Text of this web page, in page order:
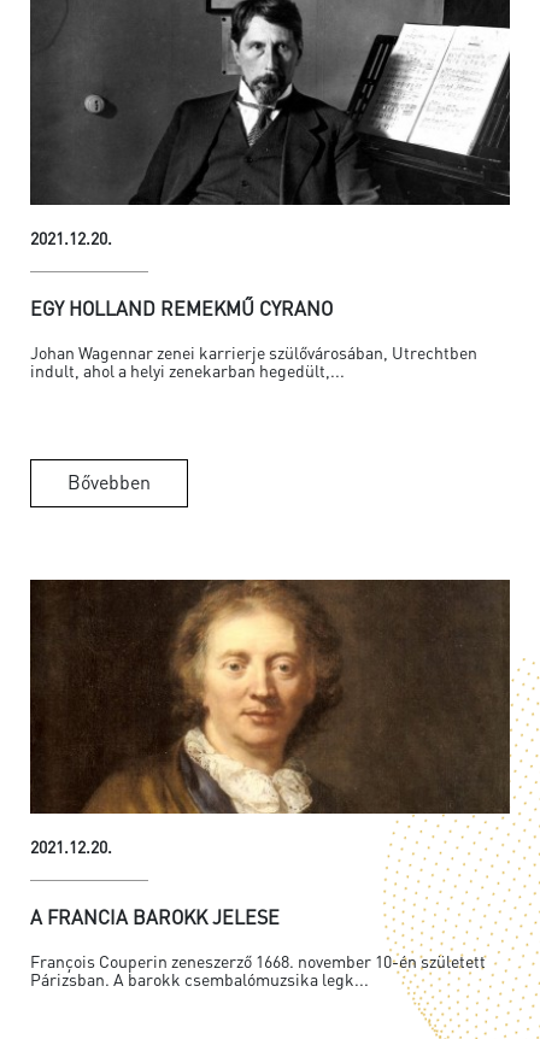
2021.12.20.
EGY HOLLAND REMEKMŰ CYRANO
Johan Wagennar zenei karrierje szülővárosában, Utrechtben
indult, ahol a helyi zenekarban hegedült,...
Bővebben
2021.12.20.
A FRANCIA BAROKK JELESE
François Couperin zeneszerző 1668. november 10-én született
Párizsban. A barokk csembalómuzsika legk...